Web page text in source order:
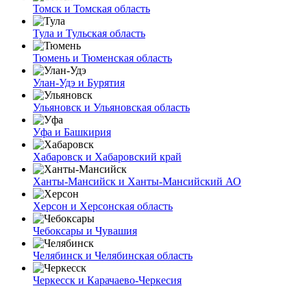
Томск и Томская область
Тула и Тульская область
Тюмень и Тюменская область
Улан-Удэ и Бурятия
Ульяновск и Ульяновская область
Уфа и Башкирия
Хабаровск и Хабаровский край
Ханты-Мансийск и Ханты-Мансийский АО
Херсон и Херсонская область
Чебоксары и Чувашия
Челябинск и Челябинская область
Черкесск и Карачаево-Черкесия